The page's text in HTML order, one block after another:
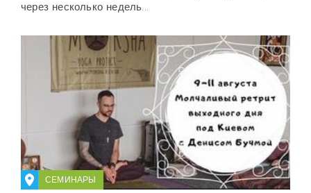
через несколько недель...
СЕМИНАРЫ